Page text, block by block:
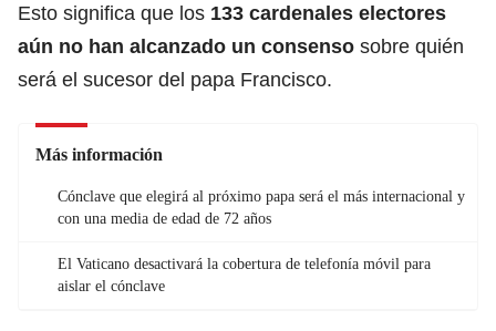
Esto significa que los 133 cardenales electores
aún no han alcanzado un consenso sobre quién
será el sucesor del papa Francisco.
Más información
Cónclave que elegirá al próximo papa será el más internacional y
con una media de edad de 72 años
El Vaticano desactivará la cobertura de telefonía móvil para
aislar el cónclave